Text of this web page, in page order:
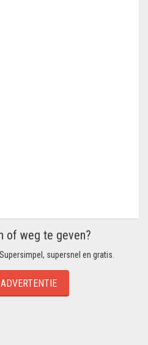
of weg te geven?
supersnel en gratis.